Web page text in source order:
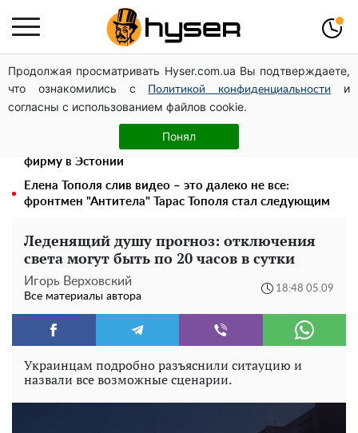
Продолжая просматривать Hyser.com.ua Вы подтверждаете,
что ознакомились с
Политикой конфиденциальности
и
согласны с использованием файлов cookie.
Понял
Украинская авиатранспортная ассоциация обратилась
в Минфин с призывом унифицировать
налогообложение авиализинга
Дроны с наценкой: Александр Конотопский вывел
миллионы оборонного бюджета через фиктивную
фирму в Эстонии
Елена Тополя слив видео – это далеко не все:
фронтмен "Антитела" Тарас Тополя стал следующим
Леденящий душу прогноз: отключения
света могут быть по 20 часов в сутки
Игорь Верховский
Все материалы автора
18:48 05.09
Украинцам подробно разъяснили ситауцию и
назвали все возможные сценарии.